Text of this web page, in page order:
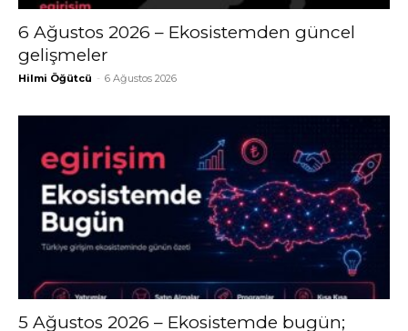
6 Ağustos 2026 – Ekosistemden güncel
gelişmeler
Hilmi Öğütcü - 6 Ağustos 2026
5 Ağustos 2026 – Ekosistemde bugün;